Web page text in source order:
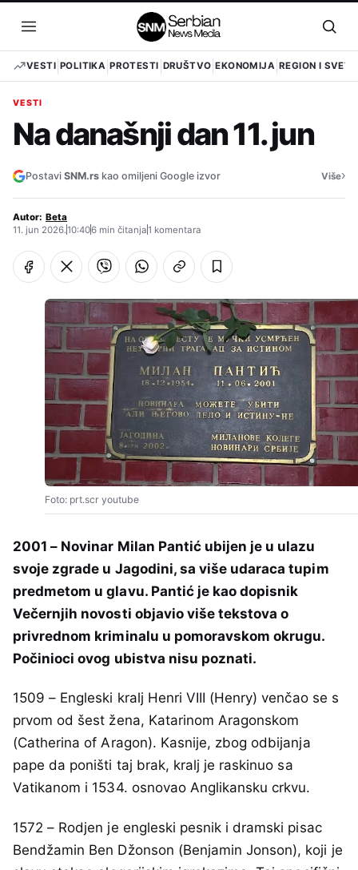
sadržaj
Otvori
meni
VESTI POLITIKA PROTESTI DRUŠTVO EKONOMIJA REGION I SVET
VESTI
Na današnji dan 11. jun
Postavi SNM.rs kao omiljeni Google izvor Više›
Autor: Beta
11. jun 2026.10:406 min čitanja1 komentara
Foto: prt.scr youtube
2001 – Novinar Milan Pantić ubijen je u ulazu
svoje zgrade u Jagodini, sa više udaraca tupim
predmetom u glavu. Pantić je kao dopisnik
Večernjih novosti objavio više tekstova o
privrednom kriminalu u pomoravskom okrugu.
Počinioci ovog ubistva nisu poznati.
1509 – Engleski kralj Henri VIII (Henry) venčao se s
prvom od šest žena, Katarinom Aragonskom
(Catherina of Aragon). Kasnije, zbog odbijanja
pape da poništi taj brak, kralj je raskinuo sa
Vatikanom i 1534. osnovao Anglikansku crkvu.
1572 – Rodjen je engleski pesnik i dramski pisac
Bendžamin Ben Džonson (Benjamin Jonson), koji je